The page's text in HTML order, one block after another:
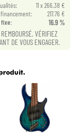
11 x 266.38 €
217.76 €
fixe: 16.9 %
VÉRIFIEZ
DE VOUS ENGAGER.